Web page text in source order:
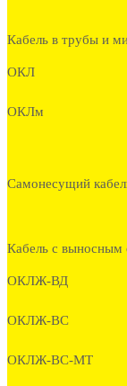
Кабель в трубы и
ОКЛ
ОКЛм
Самонесущий
Кабель с выносным
ОКЛЖ-ВД
ОКЛЖ-ВС
ОКЛЖ-ВС-МТ